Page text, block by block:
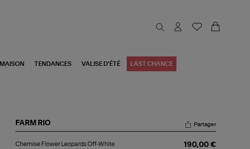
MAISON TENDANCES VALISE D'ÉTÉ LAST CHANCE
FARM RIO
Flower
Partager
Chemise Flower Leopards Off-White 190,00 €